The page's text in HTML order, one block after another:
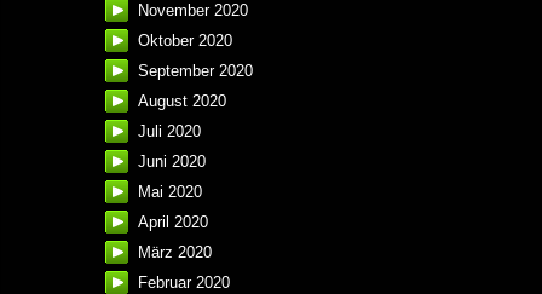
November 2020
Oktober 2020
September 2020
August 2020
Juli 2020
Juni 2020
Mai 2020
April 2020
März 2020
Februar 2020